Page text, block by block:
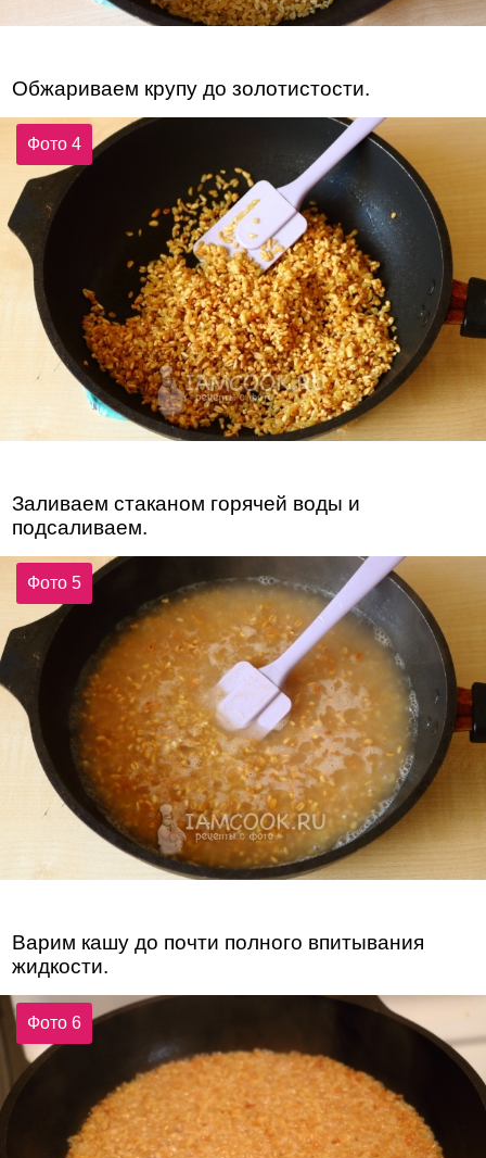
Обжариваем крупу до золотистости.
Фото 4
Заливаем стаканом горячей воды и
подсаливаем.
Фото 5
Варим кашу до почти полного впитывания
жидкости.
Фото 6